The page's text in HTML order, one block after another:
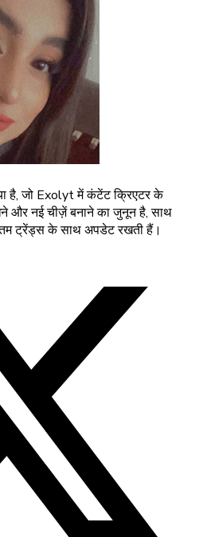
है, जो Exolyt में कंटेंट क्रिएटर के
और नई चीज़ें बनाने का जुनून है, साथ
ट्रेंड्स के साथ अपडेट रखती हैं।